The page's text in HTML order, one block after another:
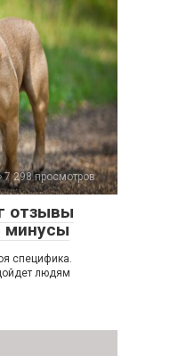
7 298 просмотров
отзывы
минусы
специфика.
людям